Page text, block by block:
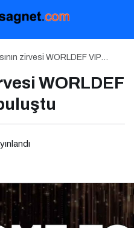
zirvesi WORLDEF VIP
WORLDEF
Her Şey: Dijital
Serisi